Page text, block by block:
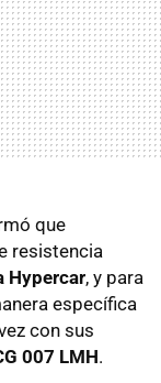
que
resistencia
Hypercar, y para
específica
con sus
007 LMH.